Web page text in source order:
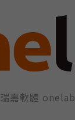
瑞嘉軟體 onelab